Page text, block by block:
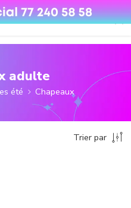
adulte
été Chapeaux
Trier par